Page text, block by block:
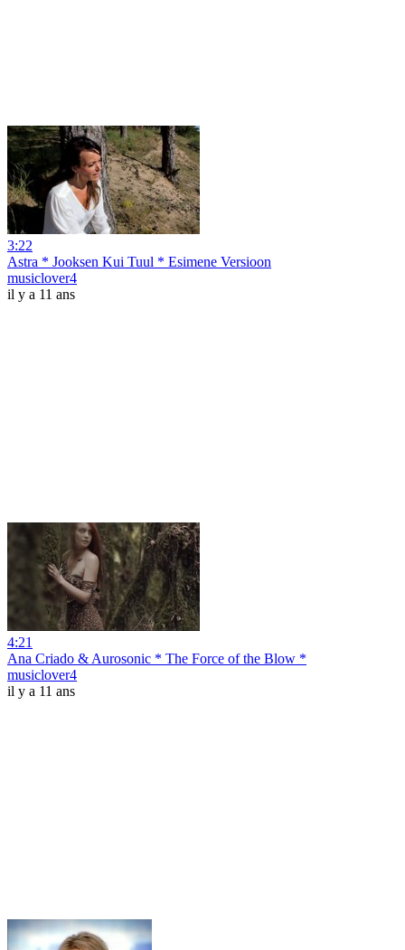
3:22
Astra * Jooksen Kui Tuul * Esimene Versioon
musiclover4
il y a 11 ans
4:21
Ana Criado & Aurosonic * The Force of the Blow *
musiclover4
il y a 11 ans